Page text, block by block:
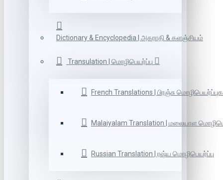
Dictionary & Encyclopedia | அகராதி & களஞ்சியம்
Transulation | மொழிபெயர்ப்பு
French Translations | பிரஞ்சு
Malaiyalam Translation | மலையாள
Russian Translation | ரஷ்ய மொழிபெயர்ப்பு